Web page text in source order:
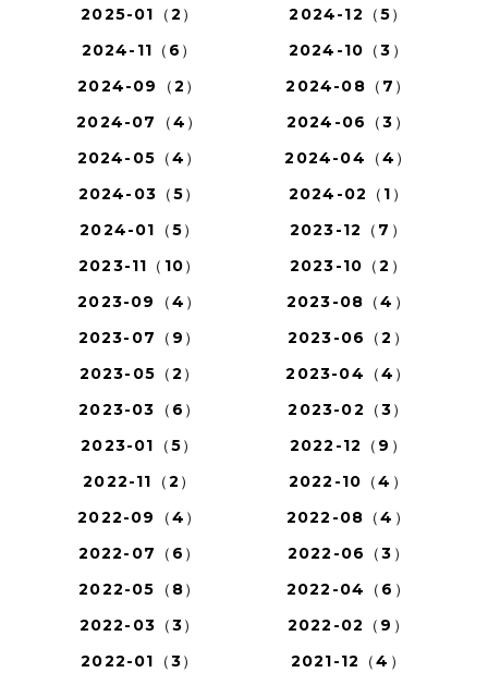
2025-01（2）
2024-12（5）
2024-11（6）
2024-10（3）
2024-09（2）
2024-08（7）
2024-07（4）
2024-06（3）
2024-05（4）
2024-04（4）
2024-03（5）
2024-02（1）
2024-01（5）
2023-12（7）
2023-11（10）
2023-10（2）
2023-09（4）
2023-08（4）
2023-07（9）
2023-06（2）
2023-05（2）
2023-04（4）
2023-03（6）
2023-02（3）
2023-01（5）
2022-12（9）
2022-11（2）
2022-10（4）
2022-09（4）
2022-08（4）
2022-07（6）
2022-06（3）
2022-05（8）
2022-04（6）
2022-03（3）
2022-02（9）
2022-01（3）
2021-12（4）